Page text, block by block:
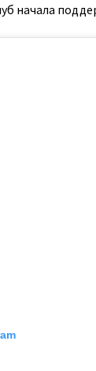
начала